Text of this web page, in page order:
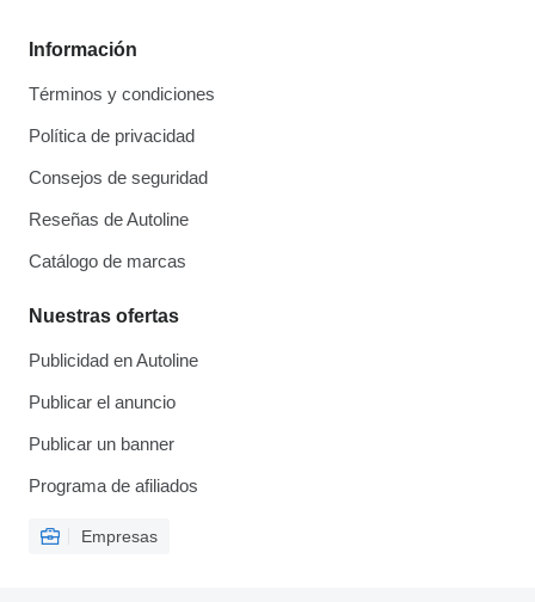
Información
Términos y condiciones
Política de privacidad
Consejos de seguridad
Reseñas de Autoline
Catálogo de marcas
Nuestras ofertas
Publicidad en Autoline
Publicar el anuncio
Publicar un banner
Programa de afiliados
Empresas